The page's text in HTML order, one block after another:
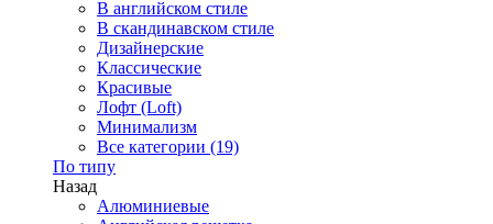
В английском стиле
В скандинавском стиле
Дизайнерские
Классические
Красивые
Лофт (Loft)
Минимализм
Все категории (19)
По типу
Назад
Алюминиевые